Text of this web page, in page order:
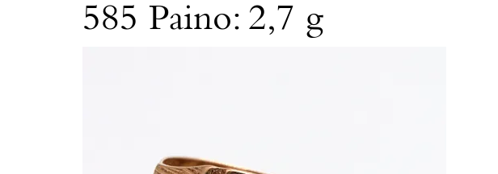
585 Paino: 2,7 g